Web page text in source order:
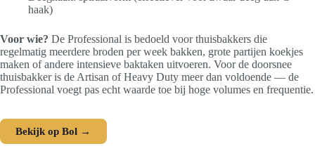
haak)
Voor wie? De Professional is bedoeld voor thuisbakkers die
regelmatig meerdere broden per week bakken, grote partijen koekjes
maken of andere intensieve baktaken uitvoeren. Voor de doorsnee
thuisbakker is de Artisan of Heavy Duty meer dan voldoende — de
Professional voegt pas echt waarde toe bij hoge volumes en frequentie.
Bekijk op Bol →